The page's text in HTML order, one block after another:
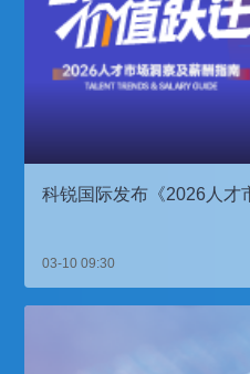
科锐国际发布《2026人才
03-10 09:30